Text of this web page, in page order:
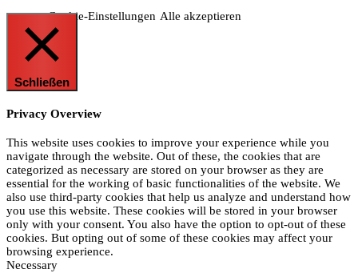
Cookie-Einstellungen Alle akzeptieren
Schließen
Privacy Overview
This website uses cookies to improve your experience while you
navigate through the website. Out of these, the cookies that are
categorized as necessary are stored on your browser as they are
essential for the working of basic functionalities of the website. We
also use third-party cookies that help us analyze and understand how
you use this website. These cookies will be stored in your browser
only with your consent. You also have the option to opt-out of these
cookies. But opting out of some of these cookies may affect your
browsing experience.
Necessary